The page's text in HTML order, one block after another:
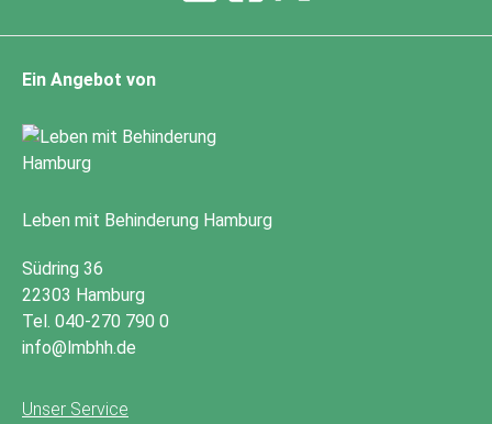
Ein Angebot von
Leben mit Behinderung Hamburg
Südring 36
22303 Hamburg
Tel. 040-270 790 0
info@lmbhh.de
Unser Service